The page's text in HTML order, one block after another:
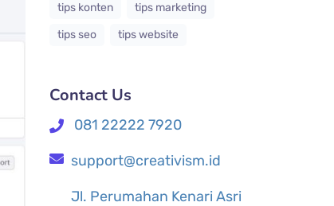
tips konten
tips marketing
tips seo
tips website
Contact Us
081 22222 7920
support@creativism.id
Jl. Perumahan Kenari Asri